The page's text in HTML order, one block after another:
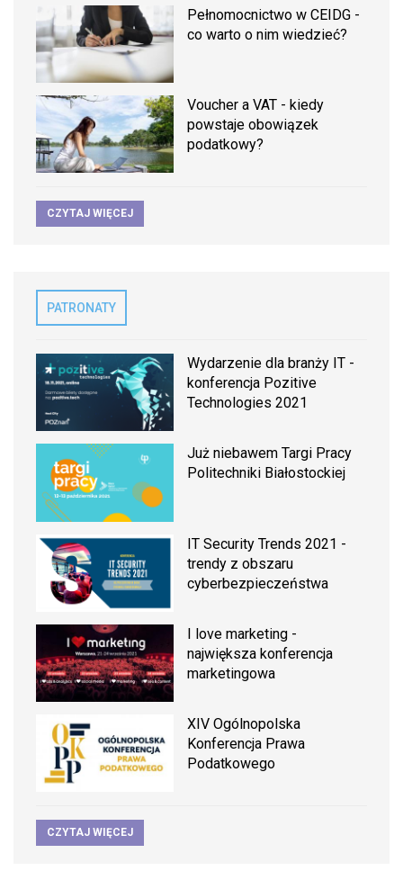
Pełnomocnictwo w CEIDG -
co warto o nim wiedzieć?
Voucher a VAT - kiedy
powstaje obowiązek
podatkowy?
CZYTAJ WIĘCEJ
PATRONATY
Wydarzenie dla branży IT -
konferencja Pozitive
Technologies 2021
Już niebawem Targi Pracy
Politechniki Białostockiej
IT Security Trends 2021 -
trendy z obszaru
cyberbezpieczeństwa
I love marketing -
największa konferencja
marketingowa
XIV Ogólnopolska
Konferencja Prawa
Podatkowego
CZYTAJ WIĘCEJ